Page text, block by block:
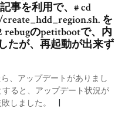
事を利用で、# cd
を
のpetitbootで、内
たが、再起動が出来ず
、アップデートがありまし
ると、アップデート状況が
しました。